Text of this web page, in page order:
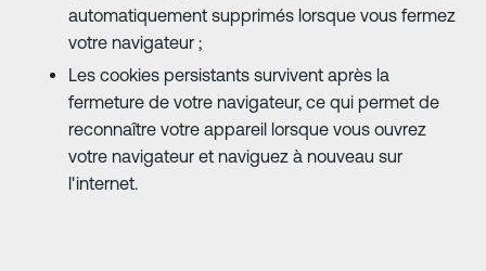
automatiquement supprimés lorsque vous fermez
votre navigateur ;
Les cookies persistants survivent après la
fermeture de votre navigateur, ce qui permet de
reconnaître votre appareil lorsque vous ouvrez
votre navigateur et naviguez à nouveau sur
l'internet.